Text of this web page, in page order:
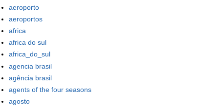
aeroporto
aeroportos
africa
africa do sul
africa_do_sul
agencia brasil
agência brasil
agents of the four seasons
agosto